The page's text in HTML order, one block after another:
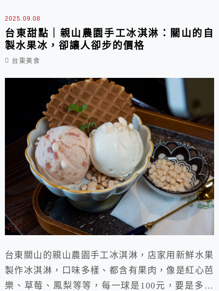
人會在現場排隊等候，是家很親民平價的台東美
食。
2025.09.08
台東甜點｜親山農園手工冰淇淋：關山的自
製水果冰，卻讓人卻步的價格
台東美食
台東關山的親山農園手工冰淇淋，店家用新鮮水果
製作冰淇淋，口味多樣、都含有果肉，像是紅心芭
樂、草莓、鳳梨等等，每一球是100元，要是多球